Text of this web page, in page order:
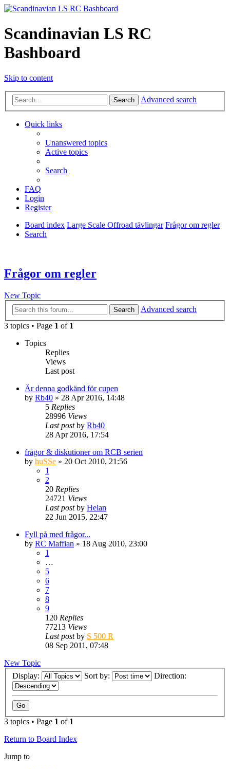
Scandinavian LS RC
Bashboard
Skip to content
Search Advanced search
Quick links
Unanswered topics
Active topics
Search
FAQ
Login
Register
Board index Large Scale Offroad tävlingar Frågor om regler
Search
Frågor om regler
New Topic
Search
Advanced search
3 topics • Page 1 of 1
Topics
Replies
Views
Last post
Är denna godkänd för cupen
by Rb40 » 28 Apr 2016, 14:48
5 Replies
28996 Views
Last postby Rb40
28 Apr 2016, 17:54
frågor & diskutioner om RCB serien
by huSSe » 20 Oct 2010, 21:56
1
2
20 Replies
24721 Views
Last postby Helan
22 Jun 2015, 22:47
Fyll på med frågor...
by RC Maffian » 18 Aug 2010, 23:00
1
…
5
6
7
8
9
120 Replies
77213 Views
Last postby S 500 R
08 Sep 2011, 07:48
New Topic
Display:
Sort by: Direction:
3 topics • Page 1 of 1
Return to Board Index
Jump to